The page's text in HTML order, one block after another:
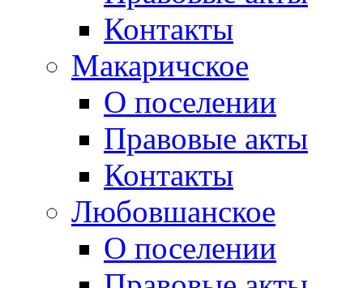
Контакты
Макаричское
О поселении
Правовые акты
Контакты
Любовшанское
О поселении